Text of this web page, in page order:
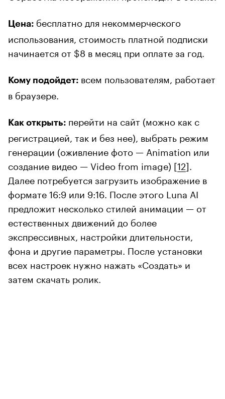
Цена: бесплатно для некоммерческого
использования, стоимость платной подписки
начинается от $8 в месяц при оплате за год.
Кому подойдет: всем пользователям, работает
в браузере.
Как открыть: перейти на сайт (можно как с
регистрацией, так и без нее), выбрать режим
генерации (оживление фото — Animation или
создание видео — Video from image) [12].
Далее потребуется загрузить изображение в
формате 16:9 или 9:16. После этого Luna AI
предложит несколько стилей анимации — от
естественных движений до более
экспрессивных, настройки длительности,
фона и другие параметры. После установки
всех настроек нужно нажать «Создать» и
затем скачать ролик.